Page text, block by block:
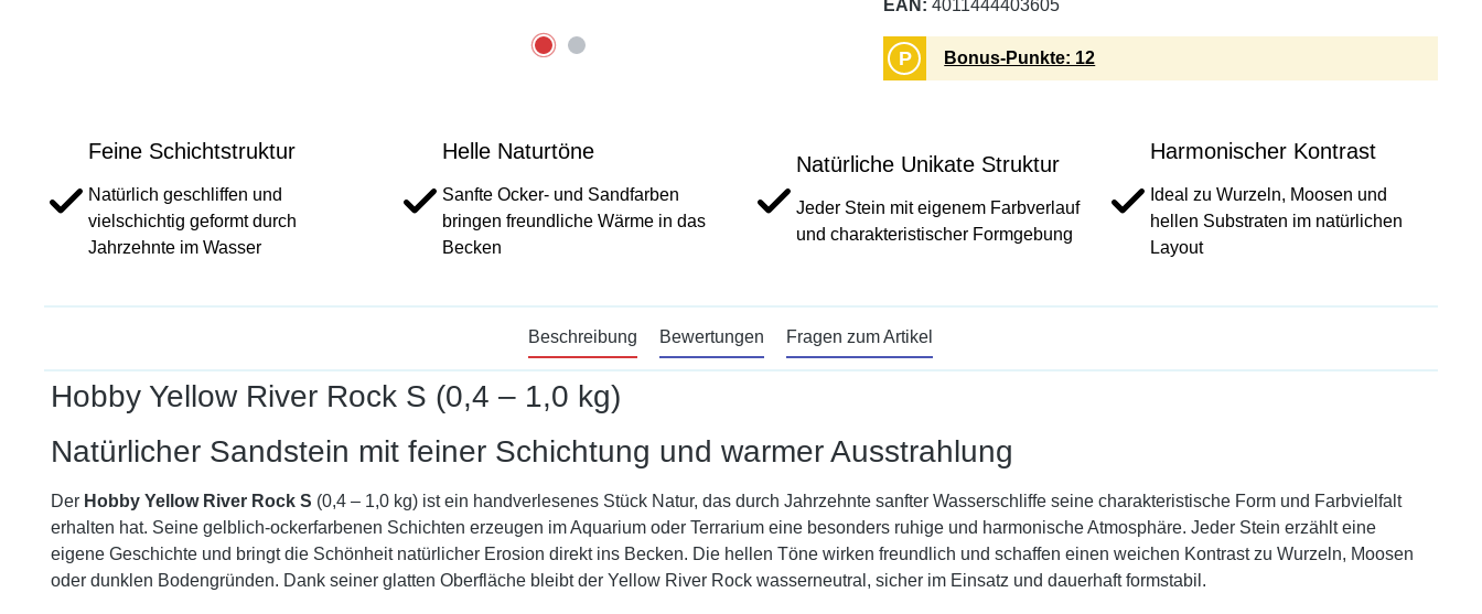
EAN: 4011444403605
P Bonus-Punkte: 12
Feine Schichtstruktur
Natürlich geschliffen und
vielschichtig geformt durch
Jahrzehnte im Wasser
Helle Naturtöne
Sanfte Ocker- und Sandfarben
bringen freundliche Wärme in das
Becken
Natürliche Unikate Struktur
Jeder Stein mit eigenem Farbverlauf
und charakteristischer Formgebung
Harmonischer Kontrast
Ideal zu Wurzeln, Moosen und
hellen Substraten im natürlichen
Layout
Beschreibung Bewertungen Fragen zum Artikel
Hobby Yellow River Rock S (0,4 – 1,0 kg)
Natürlicher Sandstein mit feiner Schichtung und warmer Ausstrahlung
Der Hobby Yellow River Rock S (0,4 – 1,0 kg) ist ein handverlesenes Stück Natur, das durch Jahrzehnte sanfter Wasserschliffe seine charakteristische Form und Farbvielfalt
erhalten hat. Seine gelblich-ockerfarbenen Schichten erzeugen im Aquarium oder Terrarium eine besonders ruhige und harmonische Atmosphäre. Jeder Stein erzählt eine
eigene Geschichte und bringt die Schönheit natürlicher Erosion direkt ins Becken. Die hellen Töne wirken freundlich und schaffen einen weichen Kontrast zu Wurzeln, Moosen
oder dunklen Bodengründen. Dank seiner glatten Oberfläche bleibt der Yellow River Rock wasserneutral, sicher im Einsatz und dauerhaft formstabil.